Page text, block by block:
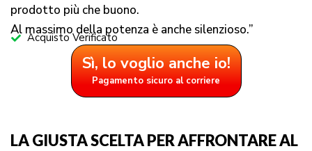
prodotto più che buono.
Al massimo della potenza è anche silenzioso.”
Acquisto Verificato
Sì, lo voglio anche io!
Pagamento sicuro al corriere
LA GIUSTA SCELTA PER AFFRONTARE AL